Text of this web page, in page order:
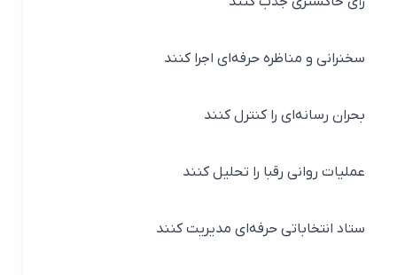
سخنرانی و مناظره حرفه‌ای اجرا کنند
بحران رسانه‌ای را کنترل کنند
عملیات روانی رقبا را تحلیل کنند
ستاد انتخاباتی حرفه‌ای مدیریت کنند